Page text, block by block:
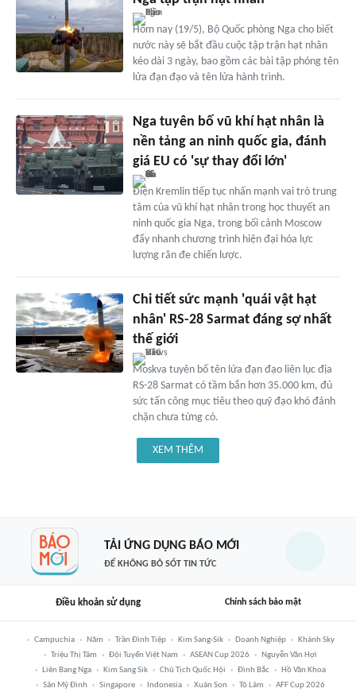
Hôm nay (19/5), Bộ Quốc phòng Nga cho biết
nước này sẽ bắt đầu cuộc tập trận hạt nhân
kéo dài 3 ngày, bao gồm các bài tập phóng tên
lửa đạn đạo và tên lửa hành trình.
Nga tuyên bố vũ khí hạt nhân là
nền tảng an ninh quốc gia, đánh
giá EU có 'sự thay đổi lớn'
Điện Kremlin tiếp tục nhấn mạnh vai trò trung
tâm của vũ khí hạt nhân trong học thuyết an
ninh quốc gia Nga, trong bối cảnh Moscow
đẩy nhanh chương trình hiện đại hóa lực
lượng răn đe chiến lược.
Chi tiết sức mạnh 'quái vật hạt
nhân' RS-28 Sarmat đáng sợ nhất
thế giới
Moskva tuyên bố tên lửa đạn đạo liên lục địa
RS-28 Sarmat có tầm bắn hơn 35.000 km, đủ
sức tấn công mục tiêu theo quỹ đạo khó đánh
chặn chưa từng có.
XEM THÊM
TẢI ỨNG DỤNG BÁO MỚI
ĐỂ KHÔNG BỎ SÓT TIN TỨC
Điều khoản sử dụng Chính sách bảo mật
Campuchia Năm Trần Đình Tiệp Kim Sang-Sik Doanh Nghiệp
Khánh Sky
Triệu Thị Tâm
Đội Tuyển Việt Nam ASEAN Cup 2026
Nguyễn Văn Hợi
Liên Bang Nga
Kim Sang Sik Chủ Tịch Quốc Hội Đình Bắc
Hồ Văn Khoa
Sân Mỹ Đình
Singapore Indonesia Xuân Son Tô Lâm
AFF Cup 2026